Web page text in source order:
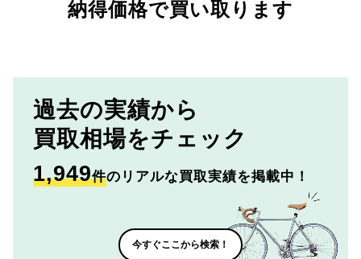
納得価格で買い取ります
過去の実績から
買取相場をチェック
1,949件のリアルな買取実績を掲載中！
今すぐここから検索！